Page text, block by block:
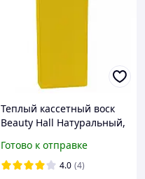
Теплый кассетный воск
Beauty Hall Натуральный,
Готово к отправке
4.0 (4)